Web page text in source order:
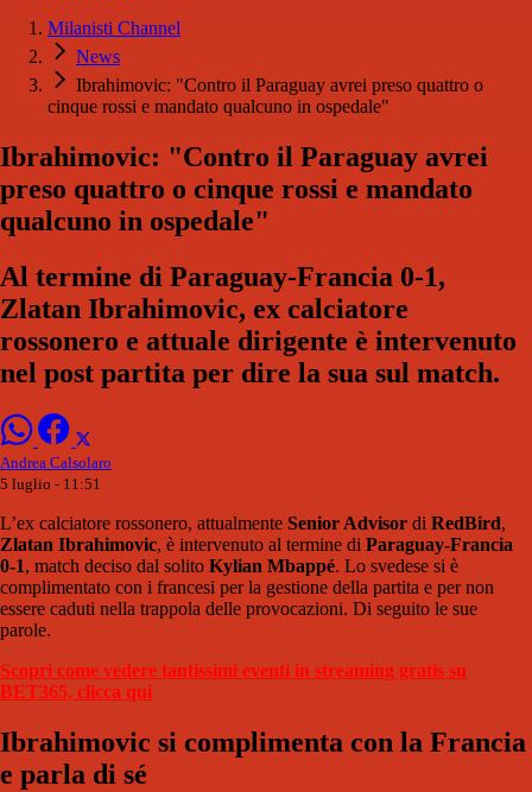
Milanisti Channel
News
Ibrahimovic: "Contro il Paraguay avrei preso quattro o
cinque rossi e mandato qualcuno in ospedale"
Ibrahimovic: "Contro il Paraguay avrei
preso quattro o cinque rossi e mandato
qualcuno in ospedale"
Al termine di Paraguay-Francia 0-1,
Zlatan Ibrahimovic, ex calciatore
rossonero e attuale dirigente è intervenuto
nel post partita per dire la sua sul match.
Andrea Calsolaro
5 luglio - 11:51
L’ex calciatore rossonero, attualmente Senior Advisor di RedBird,
Zlatan Ibrahimovic, è intervenuto al termine di Paraguay-Francia
0-1, match deciso dal solito Kylian Mbappé. Lo svedese si è
complimentato con i francesi per la gestione della partita e per non
essere caduti nella trappola delle provocazioni. Di seguito le sue
parole.
Scopri come vedere tantissimi eventi in streaming gratis su
BET365, clicca qui
Ibrahimovic si complimenta con la Francia
e parla di sé